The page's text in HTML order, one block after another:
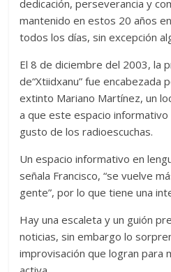
dedicación, perseverancia y
mantenido en estos 20 años
todos los días, sin excepción
El 8 de diciembre del 2003, la
de“Xtiidxanu” fue encabezada
extinto Mariano Martínez, un
a que este espacio informativo
gusto de los radioescuchas.
Un espacio informativo en
señala Francisco, “se vuelve
gente”, por lo que tiene una
Hay una escaleta y un guión
noticias, sin embargo lo
improvisación que logran para